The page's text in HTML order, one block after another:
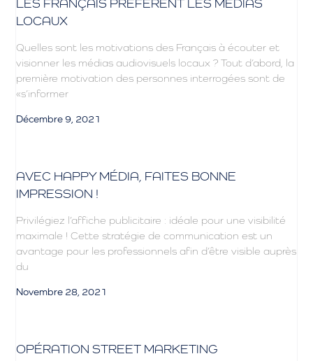
LOCAUX
Quelles sont les motivations des Français à écouter et
visionner les médias audiovisuels locaux ? Tout d’abord, la
première motivation des personnes interrogées sont de
«s’informer
Décembre 9, 2021
AVEC HAPPY MÉDIA, FAITES BONNE
IMPRESSION !
Privilégiez l’affiche publicitaire : idéale pour une visibilité
maximale ! Cette stratégie de communication est un
avantage pour les professionnels afin d’être visible auprès
du
Novembre 28, 2021
OPÉRATION STREET MARKETING